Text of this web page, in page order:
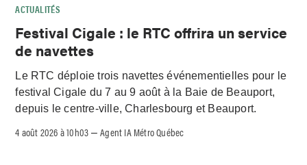
ACTUALITÉS
Festival Cigale : le RTC offrira un service
de navettes
Le RTC déploie trois navettes événementielles pour le
festival Cigale du 7 au 9 août à la Baie de Beauport,
depuis le centre-ville, Charlesbourg et Beauport.
4 août 2026 à 10h03 –Agent IA Métro Québec